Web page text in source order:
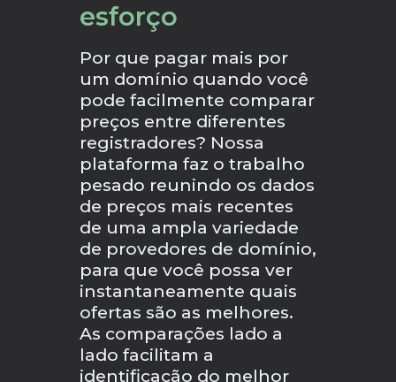
esforço
Por que pagar mais por
um domínio quando você
pode facilmente comparar
preços entre diferentes
registradores? Nossa
plataforma faz o trabalho
pesado reunindo os dados
de preços mais recentes
de uma ampla variedade
de provedores de domínio,
para que você possa ver
instantaneamente quais
ofertas são as melhores.
As comparações lado a
lado facilitam a
identificação do melhor